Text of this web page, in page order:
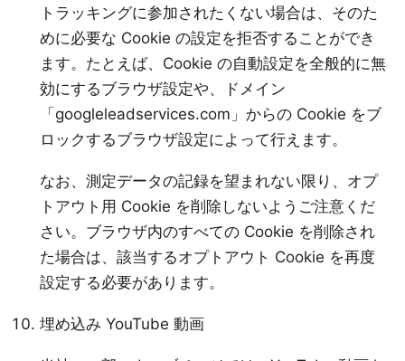
トラッキングに参加されたくない場合は、そのた
めに必要な Cookie の設定を拒否することができ
ます。たとえば、Cookie の自動設定を全般的に無
効にするブラウザ設定や、ドメイン
「googleleadservices.com」からの Cookie をブ
ロックするブラウザ設定によって行えます。
なお、測定データの記録を望まれない限り、オプ
トアウト用 Cookie を削除しないようご注意くだ
さい。ブラウザ内のすべての Cookie を削除され
た場合は、該当するオプトアウト Cookie を再度
設定する必要があります。
埋め込み YouTube 動画